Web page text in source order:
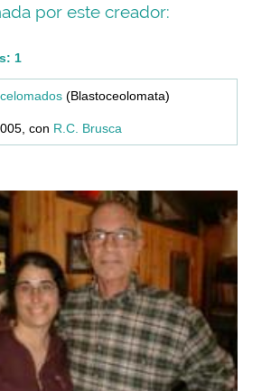
por este creador:
1
(Blastoceolomata)
con R.C. Brusca